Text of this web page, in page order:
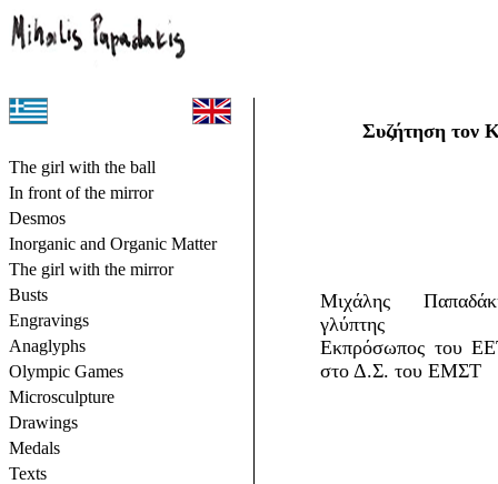
Το κορίτσι με το τόπι
Μπροστά στον καθρέφτη
Δεσμός
Ανόργανη και Οργανική Ύλη
Το κορίτσι με τον καθρέφτη
Προτομές
Χαρακτικά
Ανάγλυφα
Ολυμπιακά Αγωνίσματα
Μικρογλυπτική
Σχέδια
Μετάλλια
Κείμενα
The girl with the ball
In front of the mirror
Desmos
Inorganic and Organic Matter
The girl with the mirror
Busts
Engravings
Anaglyphs
Olympic Games
Microsculpture
Drawings
Medals
Texts
Συζήτηση τον
Μιχάλης
γλύπτης
Εκπρόσωπος του
στο Δ.Σ. του ΕΜΣΤ